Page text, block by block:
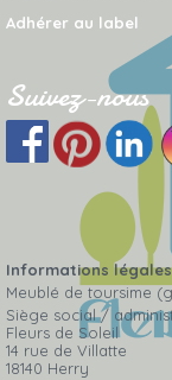
Adhérer au label
Suivez-nous
Informations légales
Meublé de toursime
Siège social /
Fleurs de Soleil
14 rue de Villatte
18140 Herry